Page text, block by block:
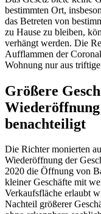
bestimmten Ort,
das Betreten von
zu Hause zu bleiben,
verhängt werden. Die
Aufflammen der
Wohnung nur aus
Größere
benachteiligt
Die Richter monierten
Wiederöffnung der
2020 die Öffnung von
kleiner Geschäfte mit
Verkaufsfläche erlaubt
Nachteil größerer